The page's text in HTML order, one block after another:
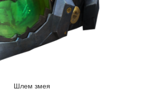
Шлем змея